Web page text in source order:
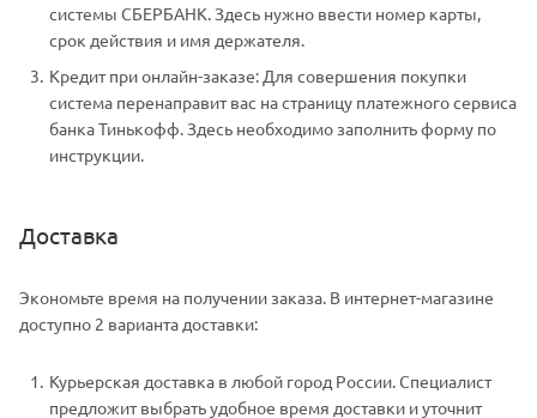
системы СБЕРБАНК. Здесь нужно ввести номер карты,
срок действия и имя держателя.
Кредит при онлайн-заказе: Для совершения покупки
система перенаправит вас на страницу платежного сервиса
банка Тинькофф. Здесь необходимо заполнить форму по
инструкции.
Доставка
Экономьте время на получении заказа. В интернет-магазине
доступно 2 варианта доставки:
Курьерская доставка в любой город России. Специалист
предложит выбрать удобное время доставки и уточнит